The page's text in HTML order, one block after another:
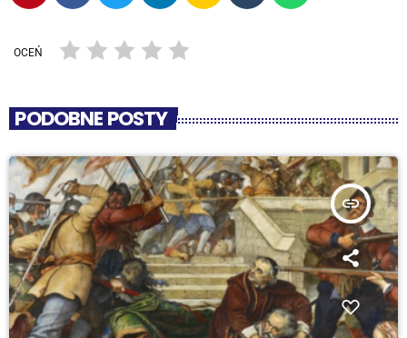
OCEŃ
PODOBNE POSTY
insert_link